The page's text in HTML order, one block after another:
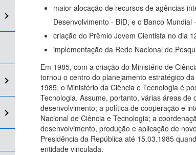
maior alocação de recursos de agências
Desenvolvimento - BID, e o Banco Mundial
criação do Prêmio Jovem Cientista no dia
implementação da Rede Nacional de
Em 1985, com a criação do Ministério de
tornou o centro do planejamento estratégico
1985, o Ministério da Ciência e Tecnologia é
Tecnologia. Assume, portanto, várias áreas
desenvolvimento; a política de cooperação e
Nacional de Ciência e Tecnologia; a
desenvolvimento, produção e aplicação de
Presidência da República até 15.03.1985
entidade vinculada.